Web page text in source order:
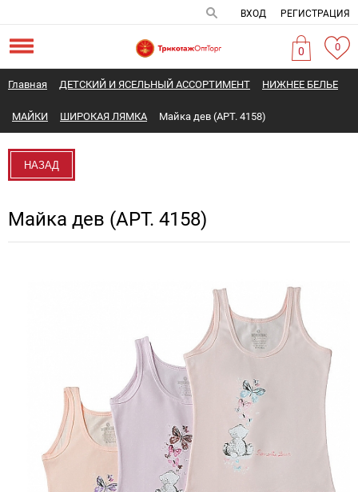
ВХОД РЕГИСТРАЦИЯ
0 0
Главная ДЕТСКИЙ И ЯСЕЛЬНЫЙ АССОРТИМЕНТ НИЖНЕЕ БЕЛЬЕ
МАЙКИ ШИРОКАЯ ЛЯМКА Майка дев (АРТ. 4158)
НАЗАД
Майка дев (АРТ. 4158)